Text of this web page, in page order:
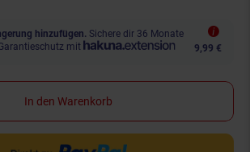
hinzufügen. Sichere dir 36 Monate
mit
9,99 €
In den Warenkorb